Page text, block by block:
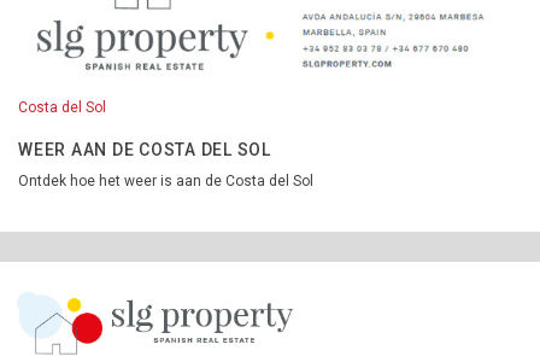
Costa del Sol
WEER AAN DE COSTA DEL SOL
Ontdek hoe het weer is aan de Costa del Sol